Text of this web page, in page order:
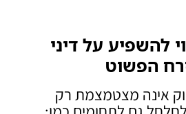
להשפיע על דיני
הפשוט
אינה מצטמצמת רק